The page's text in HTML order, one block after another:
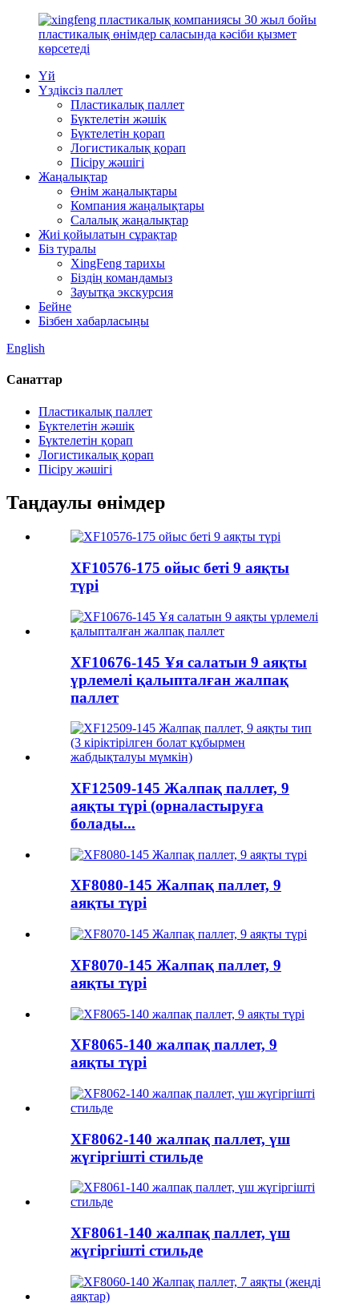
Үй
Үздіксіз паллет
Пластикалық паллет
Бүктелетін жәшік
Бүктелетін қорап
Логистикалық қорап
Пісіру жәшігі
Жаңалықтар
Өнім жаңалықтары
Компания жаңалықтары
Салалық жаңалықтар
Жиі қойылатын сұрақтар
Біз туралы
XingFeng тарихы
Біздің командамыз
Зауытқа экскурсия
Бейне
Бізбен хабарласыңы
English
Санаттар
Пластикалық паллет
Бүктелетін жәшік
Бүктелетін қорап
Логистикалық қорап
Пісіру жәшігі
Таңдаулы өнімдер
XF10576-175 ойыс беті 9 аяқты
түрі
XF10676-145 Ұя салатын 9 аяқты
үрлемелі қалыпталған жалпақ
паллет
XF12509-145 Жалпақ паллет, 9
аяқты түрі (орналастыруға
болады...
XF8080-145 Жалпақ паллет, 9
аяқты түрі
XF8070-145 Жалпақ паллет, 9
аяқты түрі
XF8065-140 жалпақ паллет, 9
аяқты түрі
XF8062-140 жалпақ паллет, үш
жүгіргішті стильде
XF8061-140 жалпақ паллет, үш
жүгіргішті стильде